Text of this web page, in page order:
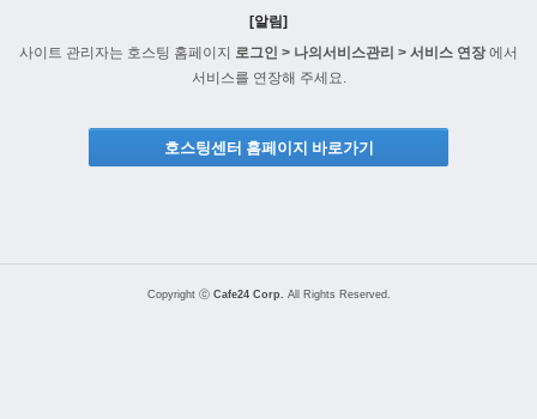
[알림]
사이트 관리자는 호스팅 홈페이지 로그인 > 나의서비스관리 > 서비스 연장에서
서비스를 연장해 주세요.
호스팅센터 홈페이지 바로가기
Copyright ⓒ Cafe24 Corp. All Rights Reserved.